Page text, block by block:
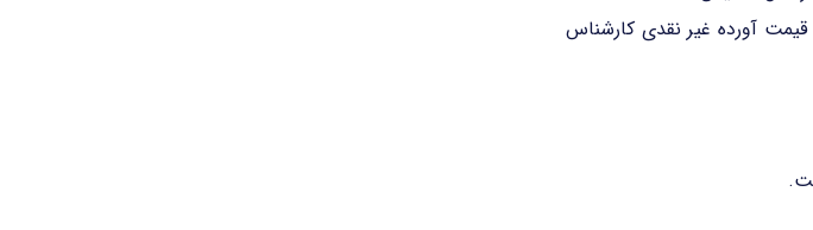
آورده غیر نقدی کارشناس